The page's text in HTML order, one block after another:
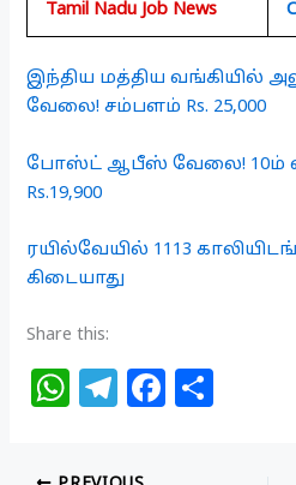
Tamil Nadu Job News
இந்திய மத்திய வங்கியில்
வேலை! சம்பளம் Rs. 25,000
போஸ்ட் ஆபீஸ் வேலை! 10ம்
Rs.19,900
ரயில்வேயில் 1113
கிடையாது
Share this:
W
at
T
e
F